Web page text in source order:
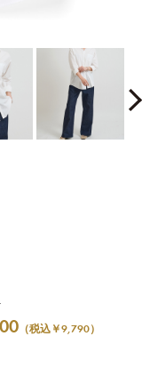
（税込￥9,790）